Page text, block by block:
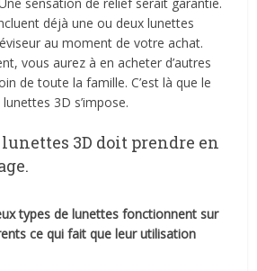
déjà une ou deux lunettes
au moment de votre achat.
vous aurez à en acheter d’autres
de toute la famille. C’est là que le
3D s’impose.
3D doit prendre en
types de lunettes fonctionnent sur
ce qui fait que leur utilisation